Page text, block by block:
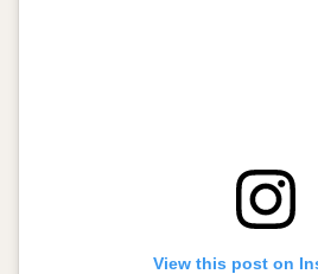
View this post on